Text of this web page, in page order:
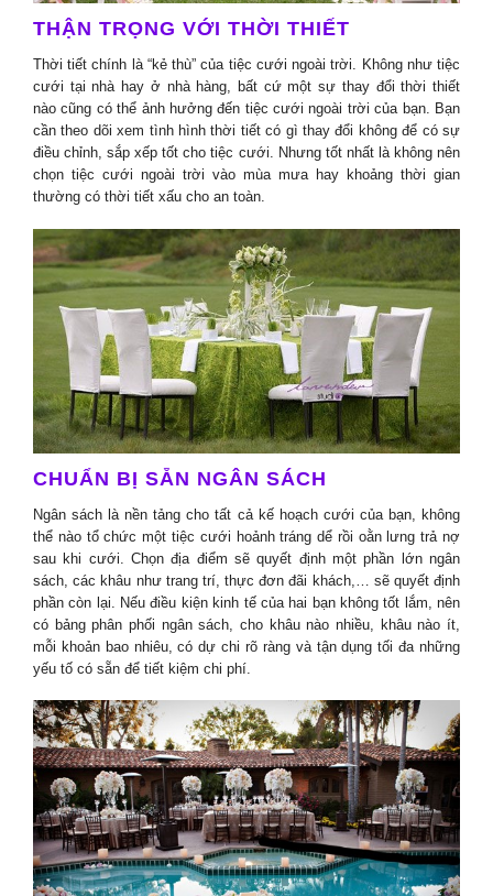
THẬN TRỌNG VỚI THỜI THIẾT
Thời tiết chính là “kẻ thù” của tiệc cưới ngoài trời. Không như tiệc
cưới tại nhà hay ở nhà hàng, bất cứ một sự thay đổi thời thiết
nào cũng có thể ảnh hưởng đến tiệc cưới ngoài trời của bạn. Bạn
cần theo dõi xem tình hình thời tiết có gì thay đổi không để có sự
điều chỉnh, sắp xếp tốt cho tiệc cưới. Nhưng tốt nhất là không nên
chọn tiệc cưới ngoài trời vào mùa mưa hay khoảng thời gian
thường có thời tiết xấu cho an toàn.
CHUẨN BỊ SẴN NGÂN SÁCH
Ngân sách là nền tảng cho tất cả kế hoạch cưới của bạn, không
thể nào tổ chức một tiệc cưới hoảnh tráng dể rồi oằn lưng trả nợ
sau khi cưới. Chọn địa điểm sẽ quyết định một phần lớn ngân
sách, các khâu như trang trí, thực đơn đãi khách,… sẽ quyết định
phần còn lại. Nếu điều kiện kinh tế của hai bạn không tốt lắm, nên
có bảng phân phối ngân sách, cho khâu nào nhiều, khâu nào ít,
mỗi khoản bao nhiêu, có dự chi rõ ràng và tận dụng tối đa những
yếu tố có sẵn để tiết kiệm chi phí.